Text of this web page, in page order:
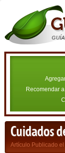
Recomendar
Cuidados
Artículo Publicado